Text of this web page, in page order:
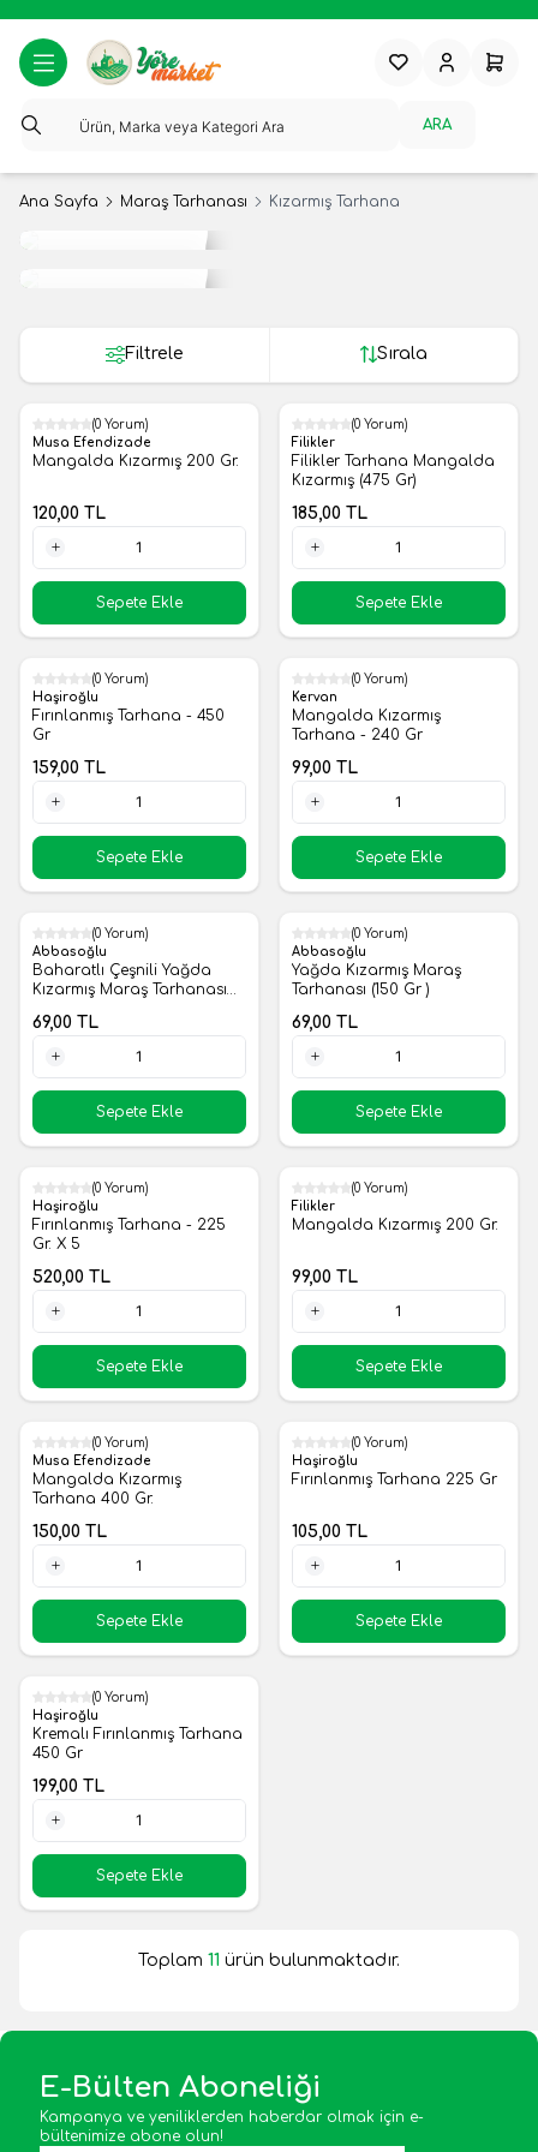
ARA
FavorilerimHesabım
Ana Sayfa Maraş Tarhanası Kızarmış Tarhana
MeyvelerFiltrele Sırala
Yeni
(0 Yorum)
Musa Efendizade
Mangalda Kızarmış 200 Gr.
120,00 TL
Sepete Ekle
Yeni
(0 Yorum)
Filikler
Filikler Tarhana Mangalda
Kızarmış (475 Gr)
185,00 TL
Sepete Ekle
Yeni
(0 Yorum)
Haşiroğlu
Fırınlanmış Tarhana - 450
Gr
159,00 TL
Sepete Ekle
Yeni
(0 Yorum)
Kervan
Mangalda Kızarmış
Tarhana - 240 Gr
99,00 TL
Sepete Ekle
Yeni
(0 Yorum)
Abbasoğlu
Baharatlı Çeşnili Yağda
Kızarmış Maraş Tarhanası
69,00 TL
Sepete Ekle
Yeni
(0 Yorum)
Abbasoğlu
Yağda Kızarmış Maraş
Tarhanası (150 Gr )
69,00 TL
Sepete Ekle
Yeni
(0 Yorum)
Haşiroğlu
Fırınlanmış Tarhana - 225
Gr. X 5
520,00 TL
Sepete Ekle
Yeni
(0 Yorum)
Filikler
Mangalda Kızarmış 200 Gr.
99,00 TL
Sepete Ekle
Yeni
(0 Yorum)
Musa Efendizade
Mangalda Kızarmış
Tarhana 400 Gr.
150,00 TL
Sepete Ekle
Yeni
(0 Yorum)
Haşiroğlu
Fırınlanmış Tarhana 225 Gr
105,00 TL
Sepete Ekle
Yeni
(0 Yorum)
Haşiroğlu
Kremalı Fırınlanmış Tarhana
450 Gr
199,00 TL
Sepete Ekle
Toplam 11 ürün bulunmaktadır.
E-Bülten Aboneliği
Kampanya ve yeniliklerden haberdar olmak için e-
bültenimize abone olun!